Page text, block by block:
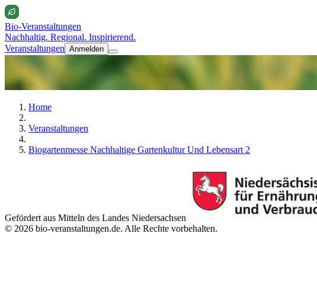
Bio-Veranstaltungen
Nachhaltig. Regional. Inspirierend.
Veranstaltungen Anmelden
Home
Veranstaltungen
Biogartenmesse Nachhaltige Gartenkultur Und Lebensart 2
Gefördert aus Mitteln des Landes Niedersachsen
© 2026 bio-veranstaltungen.de. Alle Rechte vorbehalten.